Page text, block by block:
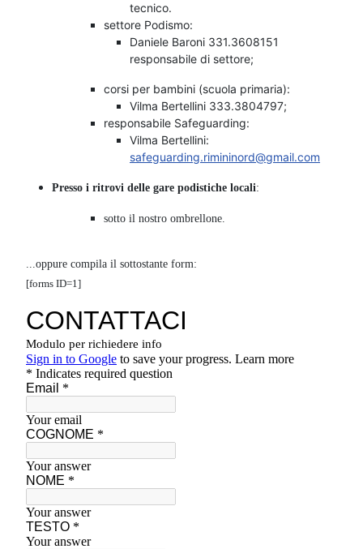
tecnico.
settore Podismo:
Daniele Baroni 331.3608151
responsabile di settore;
corsi per bambini (scuola primaria):
Vilma Bertellini 333.3804797;
responsabile Safeguarding:
Vilma Bertellini:
safeguarding.rimininord@gmail.com
Presso i ritrovi delle gare podistiche locali:
sotto il nostro ombrellone.
...oppure compila il sottostante form:
[forms ID=1]